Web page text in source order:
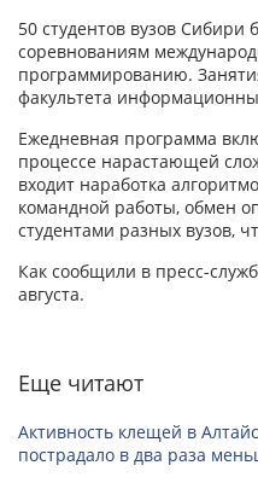
50 студентов вузов Сибири
соревнованиям
программированию.
факультета
Ежедневная программа
процессе нарастающей
входит наработка
командной работы, обмен
студентами разных вузов,
Как сообщили в пресс-
августа.
Еще читают
Активность клещей в
пострадало в два раза